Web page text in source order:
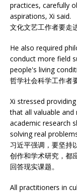
practices, carefully
aspirations, Xi said.
文化文艺工作者要走
He also required
conduct more field
people's living
哲学社会科学工作者
Xi stressed
that all valuable
academic research
solving real
习近平强调，要坚持
创作和学术研究，都
回答现实课题。
All practitioners in